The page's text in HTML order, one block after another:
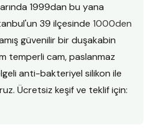
1999dan bu yana
39 ilçesinde 1000den
güvenilir bir duşakabin
temperli cam, paslanmaz
anti-bakteriyel silikon ile
Ücretsiz keşif ve teklif için: